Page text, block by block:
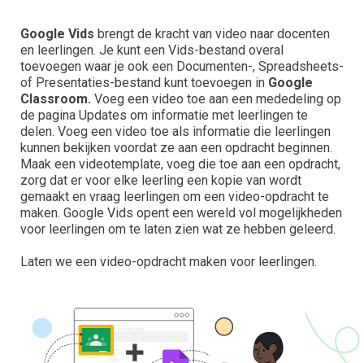
Google Vids brengt de kracht van video naar docenten
en leerlingen. Je kunt een Vids-bestand overal
toevoegen waar je ook een Documenten-, Spreadsheets-
of Presentaties-bestand kunt toevoegen in Google
Classroom. Voeg een video toe aan een mededeling op
de pagina Updates om informatie met leerlingen te
delen. Voeg een video toe als informatie die leerlingen
kunnen bekijken voordat ze aan een opdracht beginnen.
Maak een videotemplate, voeg die toe aan een opdracht,
zorg dat er voor elke leerling een kopie van wordt
gemaakt en vraag leerlingen om een video-opdracht te
maken. Google Vids opent een wereld vol mogelijkheden
voor leerlingen om te laten zien wat ze hebben geleerd.
Laten we een video-opdracht maken voor leerlingen.